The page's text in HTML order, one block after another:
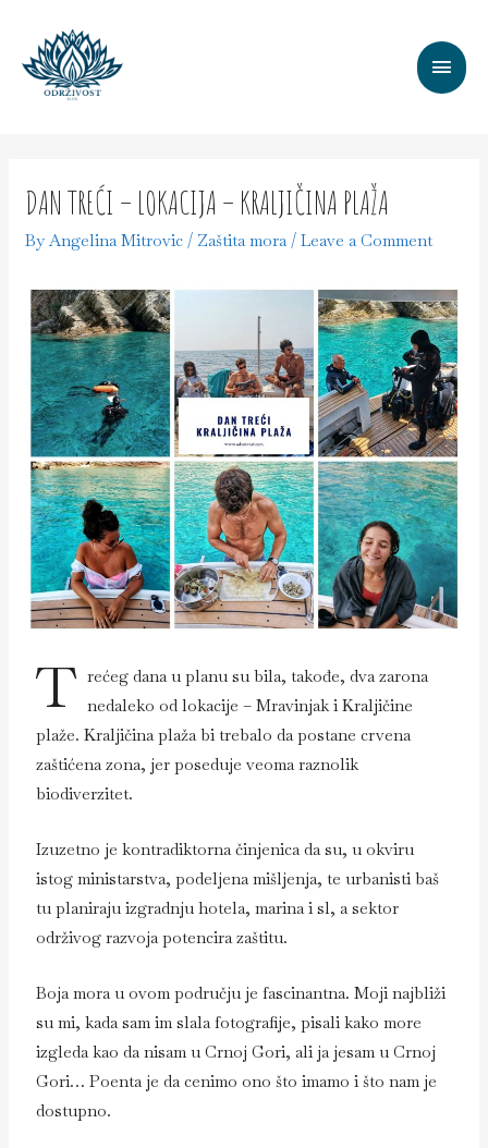
DAN TREĆI – LOKACIJA – KRALJIČINA PLAŽA
ByAngelina Mitrovic / Zaštita mora/Leave a Comment
T rećeg dana u planu su bila, takođe, dva zarona
nedaleko od lokacije – Mravinjak i Kraljičine
plaže. Kraljičina plaža bi trebalo da postane crvena
zaštićena zona, jer poseduje veoma raznolik
biodiverzitet.
Izuzetno je kontradiktorna činjenica da su, u okviru
istog ministarstva, podeljena mišljenja, te urbanisti baš
tu planiraju izgradnju hotela, marina i sl, a sektor
održivog razvoja potencira zaštitu.
Boja mora u ovom području je fascinantna. Moji najbliži
su mi, kada sam im slala fotografije, pisali kako more
izgleda kao da nisam u Crnoj Gori, ali ja jesam u Crnoj
Gori… Poenta je da cenimo ono što imamo i što nam je
dostupno.